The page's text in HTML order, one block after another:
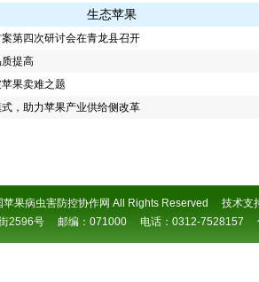
生态苹果
第四次研讨会在青龙县召开
提高
果卖难之题
，助力苹果产业供给侧改革
果病虫害防控协作网 All Rights Reserved 技术支
街2596号 邮编：071000 电话：0312-7528157